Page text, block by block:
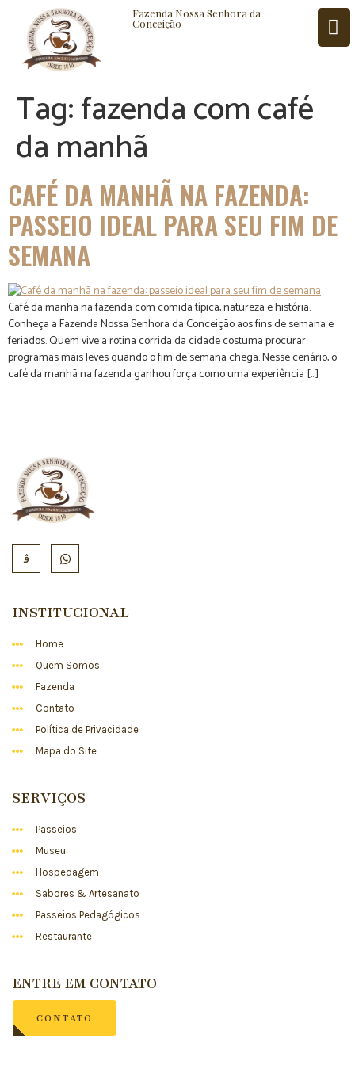
Fazenda Nossa Senhora da
Conceição
BLOG CONTATO
Tag:fazenda com café
da manhã
CAFÉ DA MANHÃ NA FAZENDA:
PASSEIO IDEAL PARA SEU FIM DE
SEMANA
Café da manhã na fazenda com comida típica, natureza e história.
Conheça a Fazenda Nossa Senhora da Conceição aos fins de semana e
feriados. Quem vive a rotina corrida da cidade costuma procurar
programas mais leves quando o fim de semana chega. Nesse cenário, o
café da manhã na fazenda ganhou força como uma experiência […]
INSTITUCIONAL
Home
Quem Somos
Fazenda
Contato
Política de Privacidade
Mapa do Site
SERVIÇOS
Passeios
Museu
Hospedagem
Sabores & Artesanato
Passeios Pedagógicos
Restaurante
ENTRE EM CONTATO
CONTATO